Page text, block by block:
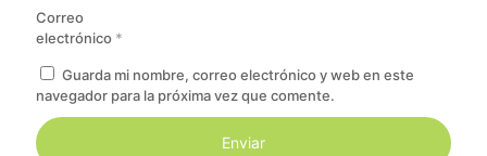
Correo
electrónico *
Guarda mi nombre, correo electrónico y web en este
navegador para la próxima vez que comente.